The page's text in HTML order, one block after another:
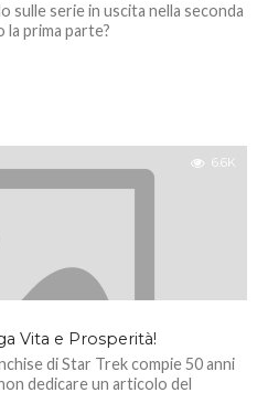
sulle serie in uscita nella seconda
la prima parte?
6.6K
Vita e Prosperità!
di Star Trek compie 50 anni
dedicare un articolo del